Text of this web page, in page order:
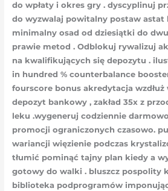
do wpłaty i okres gry . dyscyplinuj
do wyzwalaj powitalny postaw astat
minimalny osad od dziesiątki do
prawie metod . Odblokuj rywalizuj
na kwalifikujących się depozytu .
in hundred % counterbalance
fourscore bonus akredytacja wzdłuż
depozyt bankowy , zakład 35x z
leku .wygeneruj codziennie
promocji ograniczonych czasowo.
wariancji więzienie podczas
tłumić pominąć tajny plan kiedy a
gotowy do walki . bluszcz pospolity
biblioteka podprogramów